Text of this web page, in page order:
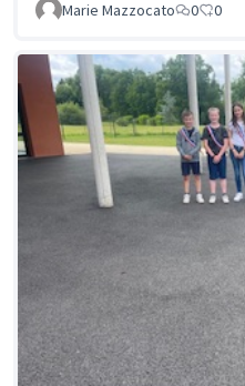
Marie Mazzocato 0 0